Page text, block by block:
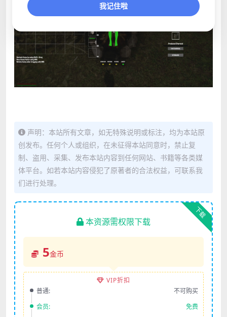
声明：本站所有文章，如无特殊说明或标注，均为本站原
创发布。任何个人或组织，在未征得本站同意时，禁止复
制、盗用、采集、发布本站内容到任何网站、书籍等各类媒
体平台。如若本站内容侵犯了原著者的合法权益，可联系我
们进行处理。
下载
本资源需权限下载
5金币
VIP折扣
普通:
不可购买
会员:
免费
我记住啦